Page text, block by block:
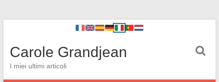
Carole Grandjean
I miei ultimi articoli